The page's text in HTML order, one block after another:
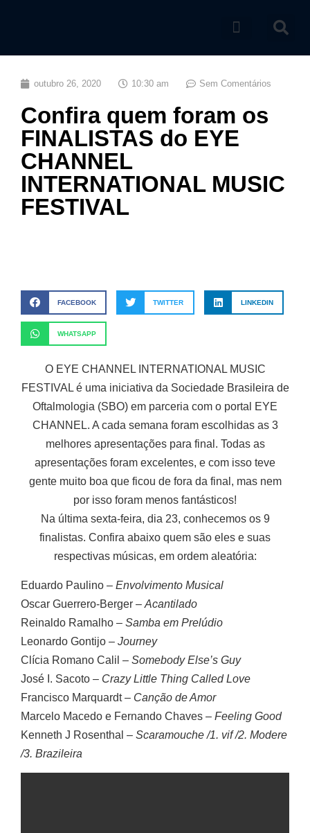
outubro 26, 2020 10:30 am Sem Comentários
Confira quem foram os
FINALISTAS do EYE
CHANNEL
INTERNATIONAL MUSIC
FESTIVAL
FACEBOOK TWITTER LINKEDIN
WHATSAPP
O EYE CHANNEL INTERNATIONAL MUSIC
FESTIVAL é uma iniciativa da Sociedade Brasileira de
Oftalmologia (SBO) em parceria com o portal EYE
CHANNEL. A cada semana foram escolhidas as 3
melhores apresentações para final. Todas as
apresentações foram excelentes, e com isso teve
gente muito boa que ficou de fora da final, mas nem
por isso foram menos fantásticos!
Na última sexta-feira, dia 23, conhecemos os 9
finalistas. Confira abaixo quem são eles e suas
respectivas músicas, em ordem aleatória:
Eduardo Paulino – Envolvimento Musical
Oscar Guerrero-Berger – Acantilado
Reinaldo Ramalho – Samba em Prelúdio
Leonardo Gontijo – Journey
Clícia Romano Calil – Somebody Else’s Guy
José I. Sacoto – Crazy Little Thing Called Love
Francisco Marquardt – Canção de Amor
Marcelo Macedo e Fernando Chaves – Feeling Good
Kenneth J Rosenthal – Scaramouche /1. vif /2. Modere
/3. Brazileira